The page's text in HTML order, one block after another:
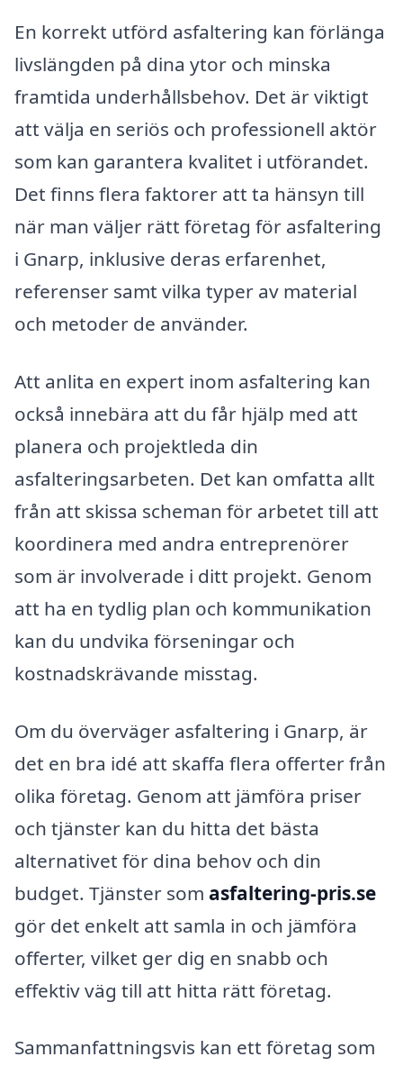
En korrekt utförd asfaltering kan förlänga
livslängden på dina ytor och minska
framtida underhållsbehov. Det är viktigt
att välja en seriös och professionell aktör
som kan garantera kvalitet i utförandet.
Det finns flera faktorer att ta hänsyn till
när man väljer rätt företag för asfaltering
i Gnarp, inklusive deras erfarenhet,
referenser samt vilka typer av material
och metoder de använder.
Att anlita en expert inom asfaltering kan
också innebära att du får hjälp med att
planera och projektleda din
asfalteringsarbeten. Det kan omfatta allt
från att skissa scheman för arbetet till att
koordinera med andra entreprenörer
som är involverade i ditt projekt. Genom
att ha en tydlig plan och kommunikation
kan du undvika förseningar och
kostnadskrävande misstag.
Om du överväger asfaltering i Gnarp, är
det en bra idé att skaffa flera offerter från
olika företag. Genom att jämföra priser
och tjänster kan du hitta det bästa
alternativet för dina behov och din
budget. Tjänster som asfaltering-pris.se
gör det enkelt att samla in och jämföra
offerter, vilket ger dig en snabb och
effektiv väg till att hitta rätt företag.
Sammanfattningsvis kan ett företag som